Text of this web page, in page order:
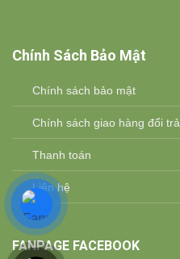
Chính Sách Bảo Mật
Chính sách bảo mật
Chính sách giao hàng đổi trả
Thanh toán
Liên hệ
FANPAGE FACEBOOK